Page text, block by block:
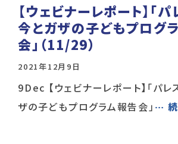
【ウェビナーレポート】「
今とガザの子どもプログ
会」（11/29）
2021年12月9日
9Dec 【ウェビナーレポート】「パ
ザの子どもプログラム報告会」 … 続